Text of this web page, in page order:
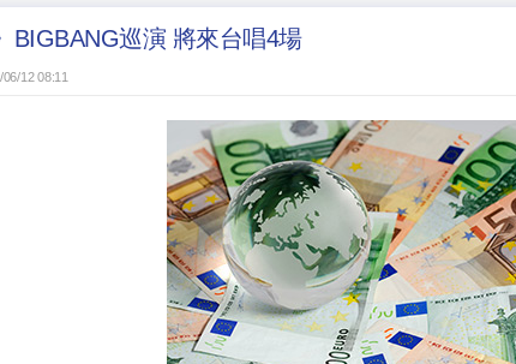
BIGBANG巡演 將來台唱4場
12 08:11